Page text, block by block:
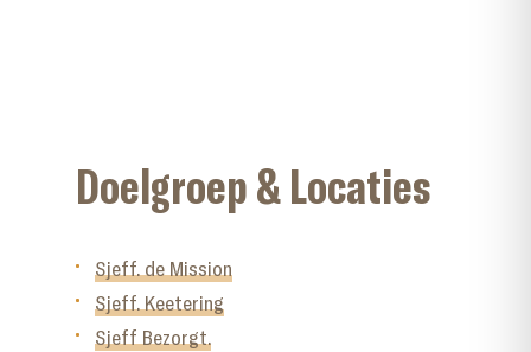
Doelgroep & Locaties
Sjeff. de Mission
Sjeff. Keetering
Sjeff Bezorgt.